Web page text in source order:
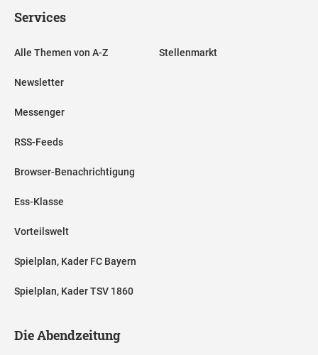
Services
Alle Themen von A-Z
Newsletter
Messenger
RSS-Feeds
Browser-Benachrichtigung
Ess-Klasse
Vorteilswelt
Spielplan, Kader FC Bayern
Spielplan, Kader TSV 1860
Stellenmarkt
Die Abendzeitung